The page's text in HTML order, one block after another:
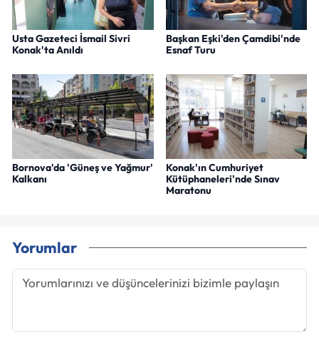
Usta Gazeteci İsmail Sivri
Konak'ta Anıldı
Başkan Eşki'den Çamdibi'nde
Esnaf Turu
Bornova'da 'Güneş ve Yağmur'
Kalkanı
Konak'ın Cumhuriyet
Kütüphaneleri'nde Sınav
Maratonu
Yorumlar